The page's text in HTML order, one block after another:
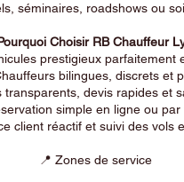
séminaires, roadshows ou
Choisir RB Chauffeur
prestigieux parfaitement
bilingues, discrets et
devis rapides et
simple en ligne ou par
réactif et suivi des vols
📍 Zones de service